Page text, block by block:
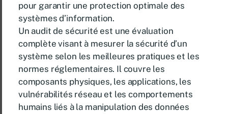
pour garantir une protection optimale des
systèmes d’information.
Un audit de sécurité est une évaluation
complète visant à mesurer la sécurité d’un
système selon les meilleures pratiques et les
normes réglementaires. Il couvre les
composants physiques, les applications, les
vulnérabilités réseau et les comportements
humains liés à la manipulation des données